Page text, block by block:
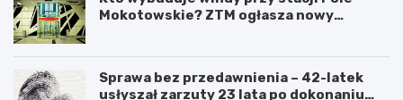
Mokotowskie? ZTM ogłasza nowy
Sprawa bez przedawnienia – 42-latek
usłyszał zarzuty 23 lata po dokonaniu